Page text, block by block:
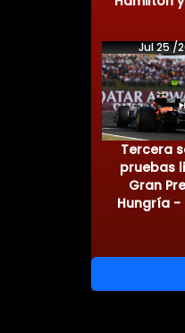
Jul 25 /
Tercera
pruebas
Gran
Hungría -